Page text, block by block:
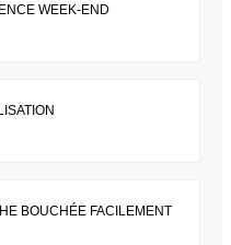
WEEK-END
BOUCHÉE FACILEMENT